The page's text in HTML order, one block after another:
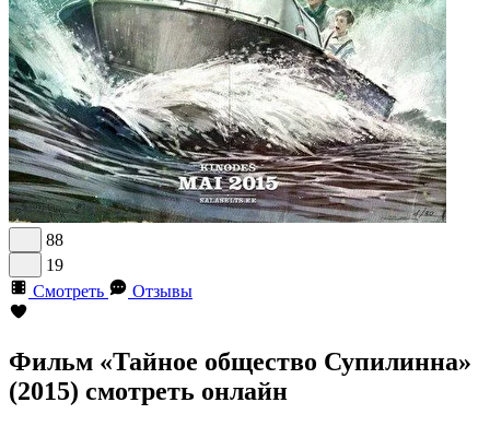
88
19
Смотреть
Отзывы
Фильм «Тайное общество Супилинна»
(2015) смотреть онлайн